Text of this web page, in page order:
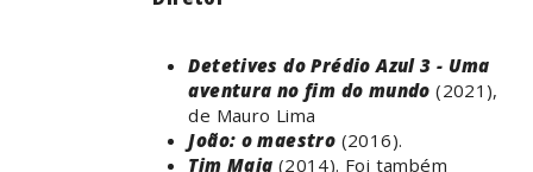
Detetives do Prédio Azul 3 - Uma
aventura no fim do mundo (2021),
de Mauro Lima
João: o maestro (2016).
Tim Maia (2014). Foi também